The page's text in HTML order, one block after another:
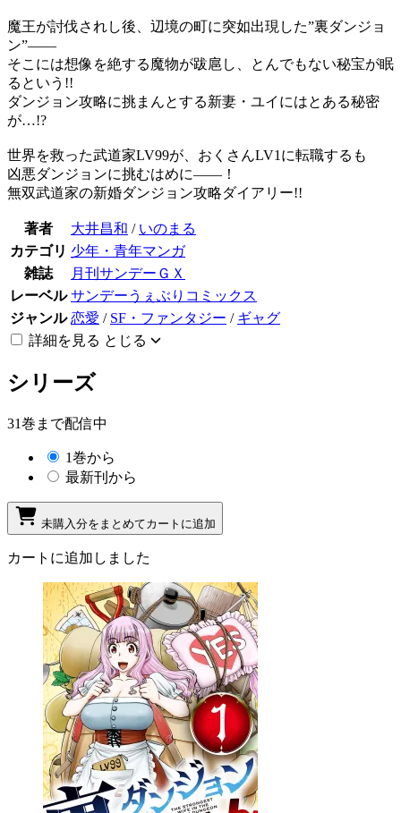
魔王が討伐されし後、辺境の町に突如出現した”裏ダンジョ
ン”――
そこには想像を絶する魔物が跋扈し、とんでもない秘宝が眠
るという!!
ダンジョン攻略に挑まんとする新妻・ユイにはとある秘密
が…!?
世界を救った武道家LV99が、おくさんLV1に転職するも
凶悪ダンジョンに挑むはめに――！
無双武道家の新婚ダンジョン攻略ダイアリー!!
著者 大井昌和 / いのまる
カテゴリ 少年・青年マンガ
雑誌
月刊サンデーＧＸ
レーベル サンデーうぇぶりコミックス
ジャンル 恋愛 / SF・ファンタジー / ギャグ
詳細を見る とじる
シリーズ
31巻まで配信中
1巻から
最新刊から
未購入分をまとめてカートに追加
カートに追加しました